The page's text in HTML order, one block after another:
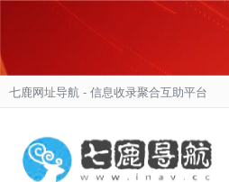
七鹿网址导航 - 信息收录聚合互助平台